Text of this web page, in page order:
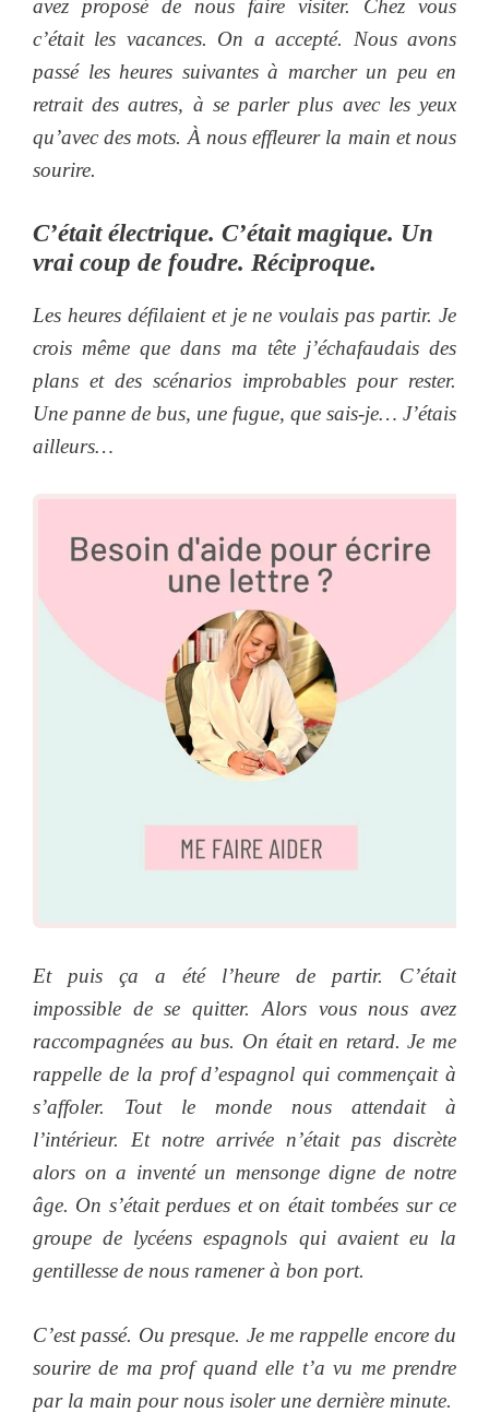
avez proposé de nous faire visiter. Chez vous
c’était les vacances. On a accepté. Nous avons
passé les heures suivantes à marcher un peu en
retrait des autres, à se parler plus avec les yeux
qu’avec des mots. À nous effleurer la main et nous
sourire.
C’était électrique. C’était magique. Un
vrai coup de foudre. Réciproque.
Les heures défilaient et je ne voulais pas partir. Je
crois même que dans ma tête j’échafaudais des
plans et des scénarios improbables pour rester.
Une panne de bus, une fugue, que sais-je… J’étais
ailleurs…
Et puis ça a été l’heure de partir. C’était
impossible de se quitter. Alors vous nous avez
raccompagnées au bus. On était en retard. Je me
rappelle de la prof d’espagnol qui commençait à
s’affoler. Tout le monde nous attendait à
l’intérieur. Et notre arrivée n’était pas discrète
alors on a inventé un mensonge digne de notre
âge. On s’était perdues et on était tombées sur ce
groupe de lycéens espagnols qui avaient eu la
gentillesse de nous ramener à bon port.
C’est passé. Ou presque. Je me rappelle encore du
sourire de ma prof quand elle t’a vu me prendre
par la main pour nous isoler une dernière minute.